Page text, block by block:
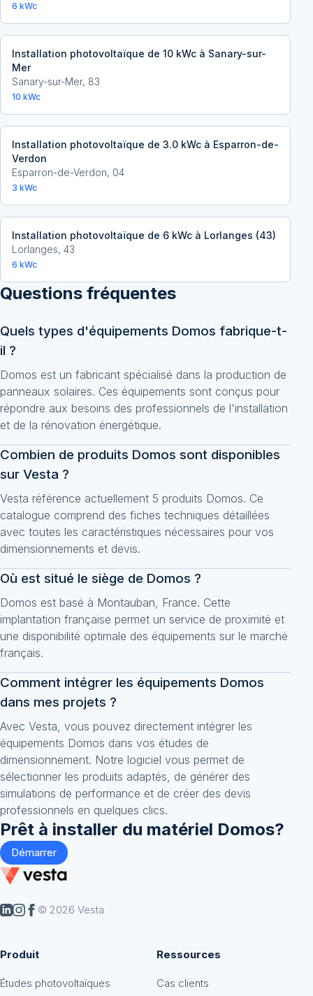
6 kWc
Installation photovoltaïque de 10 kWc à Sanary-sur-
Mer
Sanary-sur-Mer, 83
10 kWc
Installation photovoltaïque de 3.0 kWc à Esparron-de-
Verdon
Esparron-de-Verdon, 04
3 kWc
Installation photovoltaïque de 6 kWc à Lorlanges (43)
Lorlanges, 43
6 kWc
Questions fréquentes
Quels types d'équipements Domos fabrique-t-
il ?
Domos est un fabricant spécialisé dans la production de
panneaux solaires. Ces équipements sont conçus pour
répondre aux besoins des professionnels de l'installation
et de la rénovation énergétique.
Combien de produits Domos sont disponibles
sur Vesta ?
Vesta référence actuellement 5 produits Domos. Ce
catalogue comprend des fiches techniques détaillées
avec toutes les caractéristiques nécessaires pour vos
dimensionnements et devis.
Où est situé le siège de Domos ?
Domos est basé à Montauban, France. Cette
implantation française permet un service de proximité et
une disponibilité optimale des équipements sur le marché
français.
Comment intégrer les équipements Domos
dans mes projets ?
Avec Vesta, vous pouvez directement intégrer les
équipements Domos dans vos études de
dimensionnement. Notre logiciel vous permet de
sélectionner les produits adaptés, de générer des
simulations de performance et de créer des devis
professionnels en quelques clics.
Prêt à installer du matériel Domos?
Démarrer
© 2026 Vesta
Produit
Études photovoltaïques
Ressources
Cas clients